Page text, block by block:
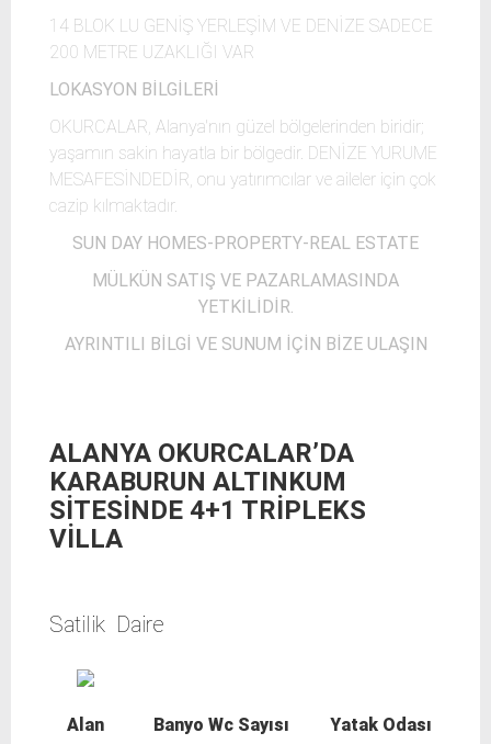
14 BLOK LU GENİŞ YERLEŞİM VE DENİZE SADECE
200 METRE UZAKLIĞI VAR
LOKASYON BİLGİLERİ
OKURCALAR, Alanya'nın güzel bölgelerinden biridir;
yaşamın sakin hayatla bir bölgedir. DENİZE YURUME
MESAFESİNDEDİR, onu yatırımcılar ve aileler için çok
cazip kılmaktadır.
SUN DAY HOMES-PROPERTY-REAL ESTATE
MÜLKÜN SATIŞ VE PAZARLAMASINDA
YETKİLİDİR.
AYRINTILI BİLGİ VE SUNUM İÇİN BİZE ULAŞIN
ALANYA OKURCALAR’DA
KARABURUN ALTINKUM
SİTESİNDE 4+1 TRİPLEKS
VİLLA
Satilik Daire
Alan Banyo Wc Sayısı Yatak Odası